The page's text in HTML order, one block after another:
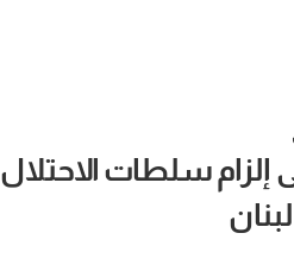
إلزام سلطات الاحتلال